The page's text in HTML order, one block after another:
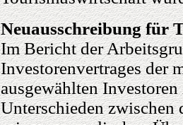
Neuausschreibung für
Im Bericht der
Investorenvertrages der
ausgewählten
Unterschieden